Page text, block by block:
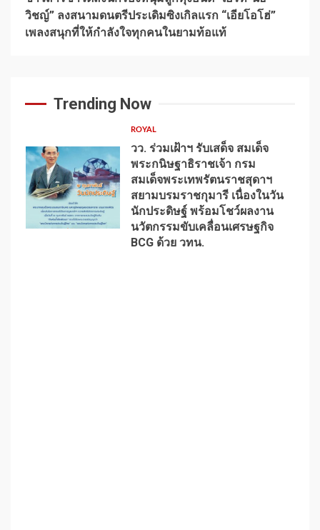
วิชญ์” ลงสนามดนตรีประเดิมซิงเกิลแรก “เอียโอโฮ่”
เพลงสนุกที่ให้กำลังใจทุกคนในยามท้อแท้
Trending Now
1
ROYAL
วว. ร่วมเฝ้าฯ รับเสด็จ สมเด็จ
พระกนิษฐาธิราชเจ้า กรม
สมเด็จพระเทพรัตนราชสุดาฯ
สยามบรมราชกุมารี เนื่องในวัน
นักประดิษฐ์ พร้อมโชว์ผลงาน
นวัตกรรมขับเคลื่อนเศรษฐกิจ
BCG ด้วย วทน.